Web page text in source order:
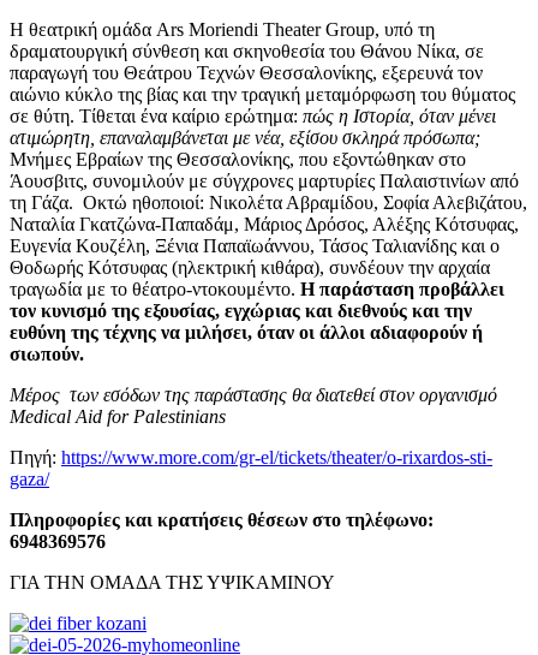
Η θεατρική ομάδα Ars Moriendi Theater Group, υπό τη
δραματουργική σύνθεση και σκηνοθεσία του Θάνου Νίκα, σε
παραγωγή του Θεάτρου Τεχνών Θεσσαλονίκης, εξερευνά τον
αιώνιο κύκλο της βίας και την τραγική μεταμόρφωση του θύματος
σε θύτη. Τίθεται ένα καίριο ερώτημα: πώς η Ιστορία, όταν μένει
ατιμώρητη, επαναλαμβάνεται με νέα, εξίσου σκληρά πρόσωπα;
Μνήμες Εβραίων της Θεσσαλονίκης, που εξοντώθηκαν στο
Άουσβιτς, συνομιλούν με σύγχρονες μαρτυρίες Παλαιστινίων από
τη Γάζα. Οκτώ ηθοποιοί: Νικολέτα Αβραμίδου, Σοφία Αλεβιζάτου,
Ναταλία Γκατζώνα-Παπαδάμ, Μάριος Δρόσος, Αλέξης Κότσυφας,
Ευγενία Κουζέλη, Ξένια Παπαϊωάννου, Τάσος Ταλιανίδης και ο
Θοδωρής Κότσυφας (ηλεκτρική κιθάρα), συνδέουν την αρχαία
τραγωδία με το θέατρο-ντοκουμέντο. Η παράσταση προβάλλει
τον κυνισμό της εξουσίας, εγχώριας και διεθνούς και την
ευθύνη της τέχνης να μιλήσει, όταν οι άλλοι αδιαφορούν ή
σιωπούν.
Μέρος των εσόδων της παράστασης θα διατεθεί στον οργανισμό
Medical Aid for Palestinians
Πηγή: https://www.more.com/gr-el/tickets/theater/o-rixardos-sti-
gaza/
Πληροφορίες και κρατήσεις θέσεων στο τηλέφωνο:
6948369576
ΓΙΑ ΤΗΝ ΟΜΑΔΑ ΤΗΣ ΥΨΙΚΑΜΙΝΟΥ